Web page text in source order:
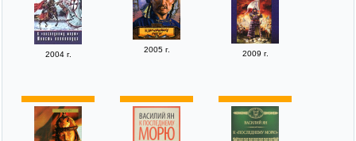
2004 г.
2005 г. 2009 г.